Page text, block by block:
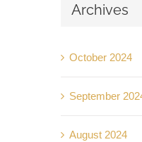
Archives
October 2024
September
August 2024